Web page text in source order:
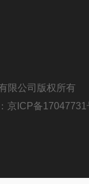
限公司版权所有
京ICP备17047731